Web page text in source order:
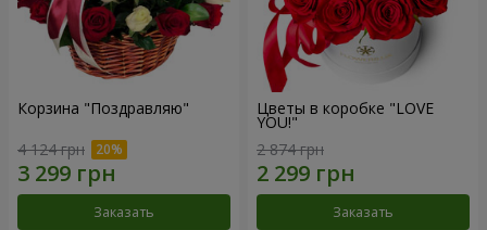
Корзина "Поздравляю"
4 124 грн
Заказать
Цветы в коробке "LOVE
YOU!"
2 874 грн
Заказать